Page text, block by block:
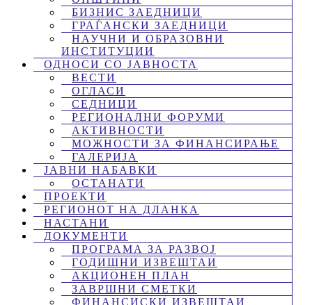
БИЗНИС ЗАЕДНИЦИ
ГРАЃАНСКИ ЗАЕДНИЦИ
НАУЧНИ И ОБРАЗОВНИ
ИНСТИТУЦИИ
ОДНОСИ СО ЈАВНОСТА
ВЕСТИ
ОГЛАСИ
СЕДНИЦИ
РЕГИОНАЛНИ ФОРУМИ
АКТИВНОСТИ
МОЖНОСТИ ЗА ФИНАНСИРАЊЕ
ГАЛЕРИЈА
ЈАВНИ НАБАВКИ
ОСТАНАТИ
ПРОЕКТИ
РЕГИОНОТ НА ДЛАНКА
НАСТАНИ
ДОКУМЕНТИ
ПРОГРАМА ЗА РАЗВОЈ
ГОДИШНИ ИЗВЕШТАИ
АКЦИОНЕН ПЛАН
ЗАВРШНИ СМЕТКИ
ФИНАНСИСКИ ИЗВЕШТАИ